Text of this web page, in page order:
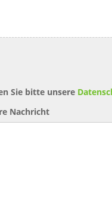
Sie bitte unsere
Nachricht